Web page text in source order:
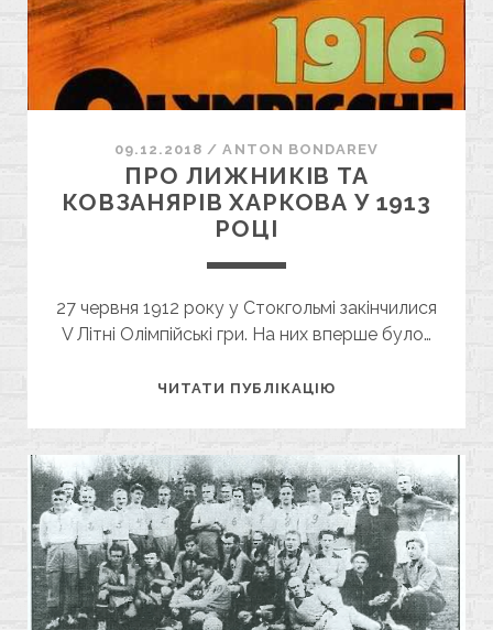
09.12.2018 /ANTON BONDAREV
ПРО ЛИЖНИКІВ ТА
КОВЗАНЯРІВ ХАРКОВА У 1913
РОЦІ
27 червня 1912 року у Стокгольмі закінчилися
V Літні Олімпійські гри. На них вперше було…
ЧИТАТИ ПУБЛІКАЦІЮ
КОВЗАНЯРІВ
ХАРКОВА
У
1913
РОЦІ